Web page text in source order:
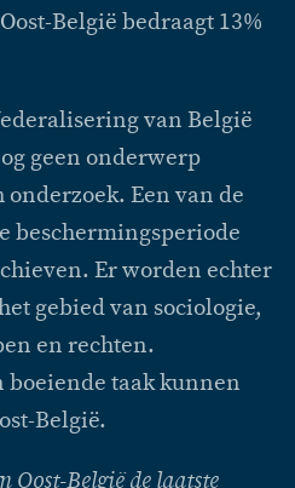
België bedraagt 13%
van België
geen onderwerp
onderzoek. Een van de
beschermingsperiode
Er worden echter
gebied van sociologie,
en rechten.
boeiende taak kunnen
België.
Oost-België de laatste